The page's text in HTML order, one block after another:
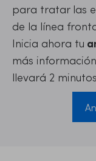
para tratar las
de la línea
Inicia ahora tu
más
llevará 2